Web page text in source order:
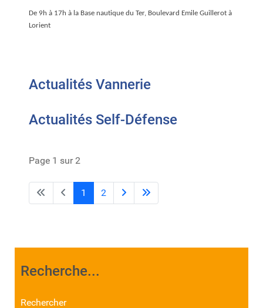
De 9h à 17h à la Base nautique du Ter, Boulevard Emile Guillerot à
Lorient
Actualités Vannerie
Actualités Self-Défense
Page 1 sur 2
1 2
Recherche...
Rechercher